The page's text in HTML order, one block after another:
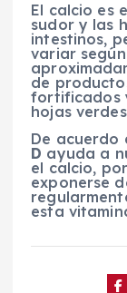
El calcio es
sudor y las
intestinos,
variar
de
fortificados
hojas
De acuerdo
D ayuda a
el calcio,
exponerse
esta